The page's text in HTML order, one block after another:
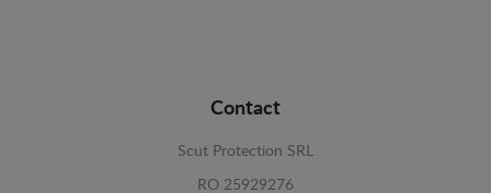
Contact
Scut Protection SRL
RO 25929276